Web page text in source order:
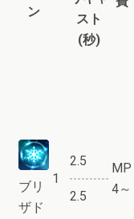
ン
スト
(秒)
ブリ
ザド
1
2.5
2.5
MP
4～